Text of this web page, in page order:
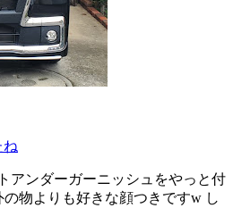
ね
アンダーガーニッシュをやっと付
物よりも好きな顔つきですw し